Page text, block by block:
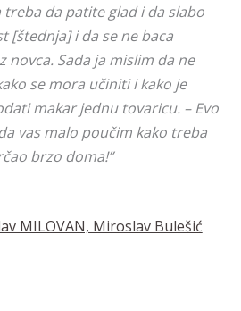
da patite glad i da slabo
[štednja] i da se ne baca
Sada ja mislim da ne
se mora učiniti i kako je
makar jednu tovaricu. – Evo
vas malo poučim kako treba
brzo doma!”
MILOVAN, Miroslav Bulešić